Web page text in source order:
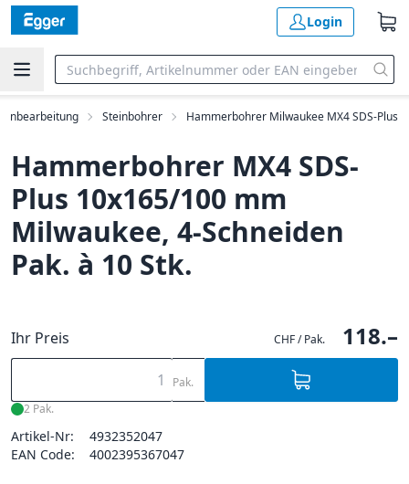
Login
Steinbohrer Hammerbohrer Milwaukee MX4 SDS-Plus
Hammerbohrer MX4 SDS-
Plus 10x165/100 mm
Milwaukee, 4-Schneiden
Pak. à 10 Stk.
Ihr Preis CHF / Pak. 118.–
Pak.
2 Pak.
Artikel-Nr:
4932352047
EAN Code:
4002395367047